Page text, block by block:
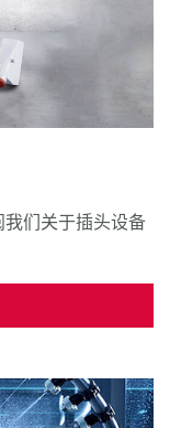
我们关于插头设备